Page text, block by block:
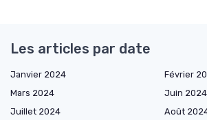
Les articles par date
Janvier 2024
Février
Mars 2024
Juin 2024
Juillet 2024
Août